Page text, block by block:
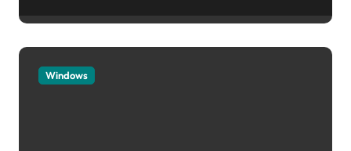
Windows